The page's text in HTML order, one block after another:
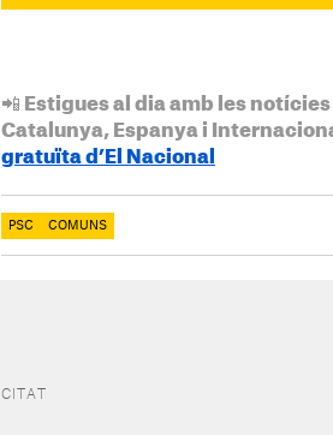
📲 Estigues al dia amb les
Catalunya, Espanya i
gratuïta d’El Nacional
PSC COMUNS